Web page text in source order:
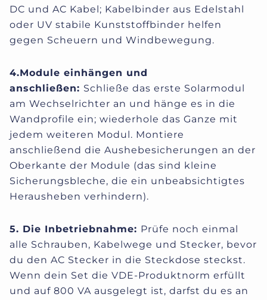
DC und AC Kabel; Kabelbinder aus Edelstahl
oder UV stabile Kunststoffbinder helfen
gegen Scheuern und Windbewegung.
4.Module einhängen und
anschließen: Schließe das erste Solarmodul
am Wechselrichter an und hänge es in die
Wandprofile ein; wiederhole das Ganze mit
jedem weiteren Modul. Montiere
anschließend die Aushebesicherungen an der
Oberkante der Module (das sind kleine
Sicherungsbleche, die ein unbeabsichtigtes
Herausheben verhindern).
5. Die Inbetriebnahme: Prüfe noch einmal
alle Schrauben, Kabelwege und Stecker, bevor
du den AC Stecker in die Steckdose steckst.
Wenn dein Set die VDE-Produktnorm erfüllt
und auf 800 VA ausgelegt ist, darfst du es an